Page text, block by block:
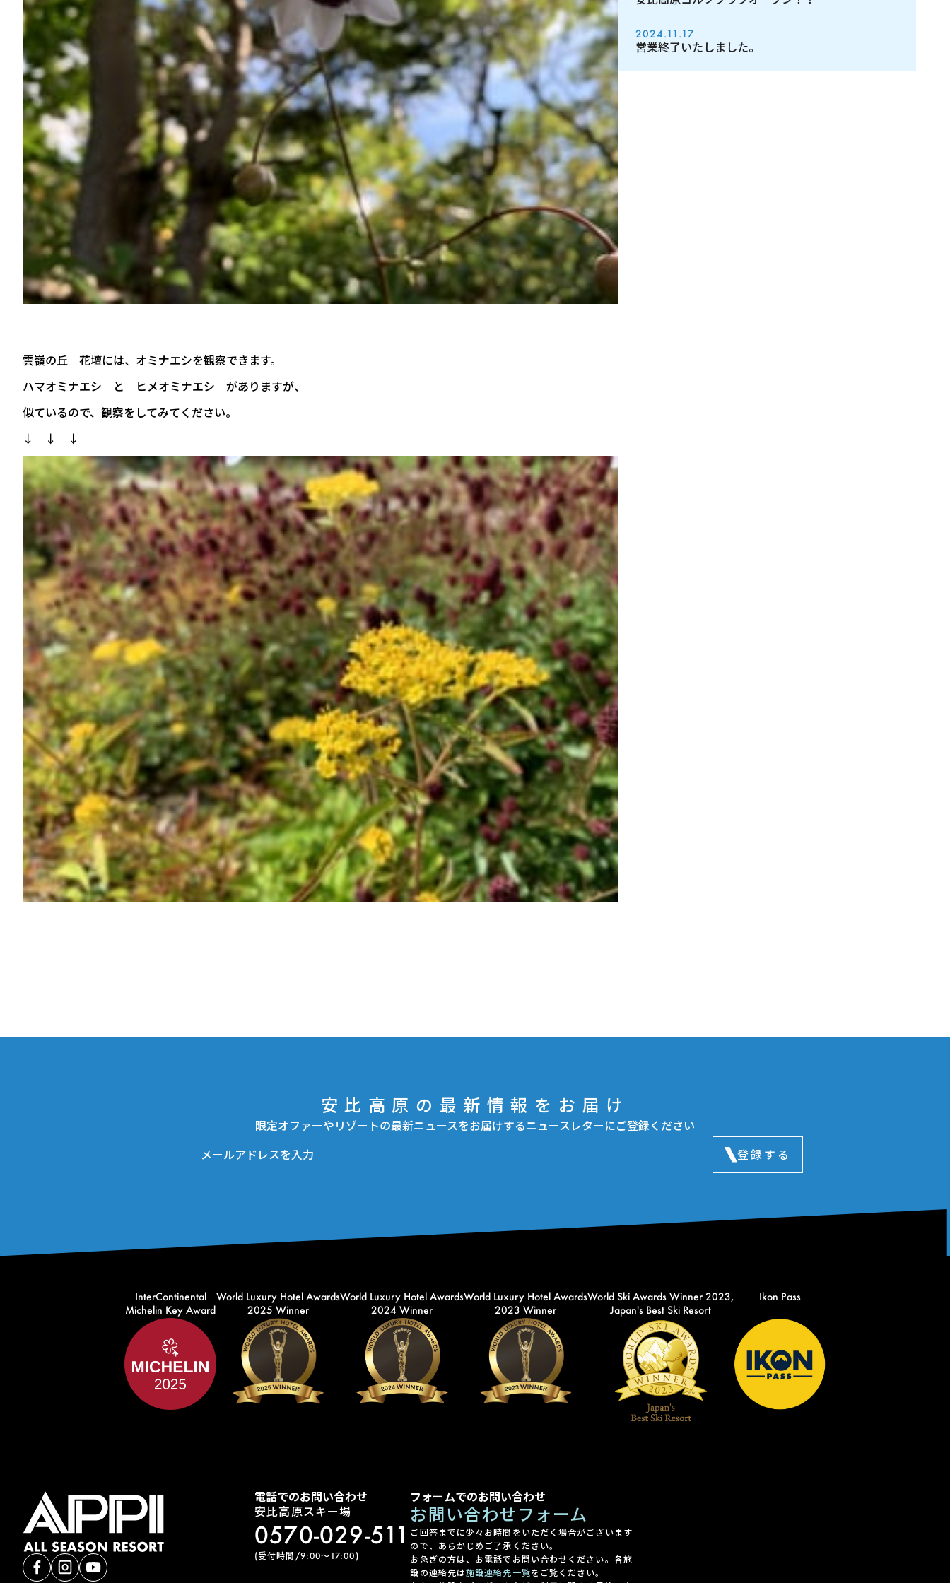
雲嶺の丘 花壇には、オミナエシを観察できます。
ハマオミナエシ と ヒメオミナエシ がありますが、
似ているので、観察をしてみてください。
↓ ↓ ↓
2024.11.17
営業終了いたしました。
安比高原の最新情報をお届け
限定オファーやリゾートの最新ニュースをお届けするニュースレターにご登録ください
登録する
InterContinental
Michelin Key Award
World Luxury Hotel Awards
2025 Winner
World Luxury Hotel Awards
2024 Winner
World Luxury Hotel Awards
2023 Winner
World Ski Awards Winner 2023,
Japan's Best Ski Resort
Ikon Pass
電話でのお問い合わせ
安比高原スキー場
0570-029-511
(受付時間/9:00〜17:00)
フォームでのお問い合わせ
お問い合わせフォーム
ご回答までに少々お時間をいただく場合がございます
ので、あらかじめご了承ください。
お急ぎの方は、お電話でお問い合わせください。各施
設の連絡先は施設連絡先一覧をご覧ください。